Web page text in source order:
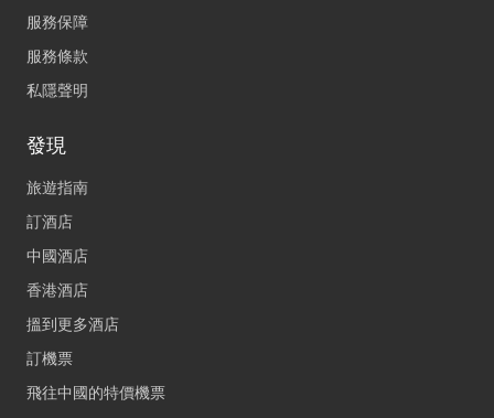
服務保障
服務條款
私隱聲明
發現
旅遊指南
訂酒店
中國酒店
香港酒店
搵到更多酒店
訂機票
飛往中國的特價機票